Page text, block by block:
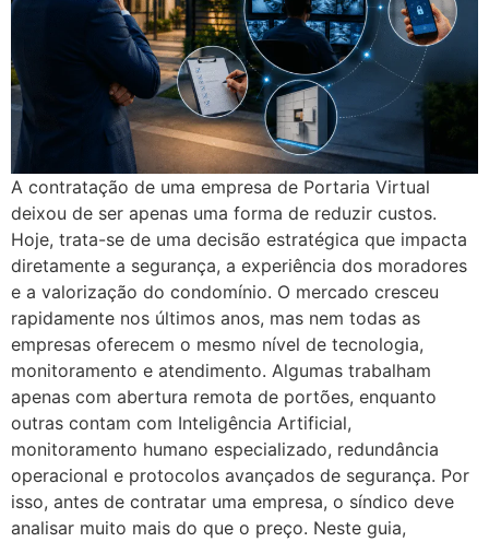
A contratação de uma empresa de Portaria Virtual
deixou de ser apenas uma forma de reduzir custos.
Hoje, trata-se de uma decisão estratégica que impacta
diretamente a segurança, a experiência dos moradores
e a valorização do condomínio. O mercado cresceu
rapidamente nos últimos anos, mas nem todas as
empresas oferecem o mesmo nível de tecnologia,
monitoramento e atendimento. Algumas trabalham
apenas com abertura remota de portões, enquanto
outras contam com Inteligência Artificial,
monitoramento humano especializado, redundância
operacional e protocolos avançados de segurança. Por
isso, antes de contratar uma empresa, o síndico deve
analisar muito mais do que o preço. Neste guia,